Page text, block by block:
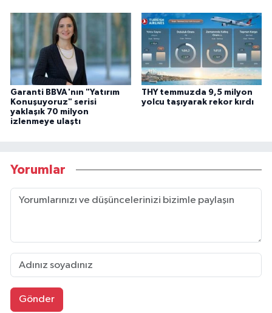
Garanti BBVA'nın "Yatırım
Konuşuyoruz" serisi
yaklaşık 70 milyon
izlenmeye ulaştı
THY temmuzda 9,5 milyon
yolcu taşıyarak rekor kırdı
Yorumlar
Gönder